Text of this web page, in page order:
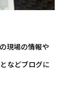
現場の情報や
などブログに